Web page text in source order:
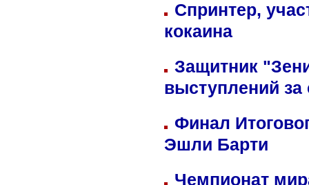
Спринтер,
кокаина
Защитник
выступлений
Финал
Эшли Барти
Чемпионат